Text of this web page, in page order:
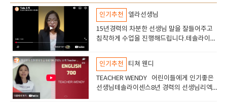
인기추천
엘라선생님
15년경력의 차분한 선생님 말을 잘들어주고
침착하게 수업을 진행해드립니다.테솔라이센
토익 수업도 진행합니다안녕하세요 엘라선생
님을 소개해드립니다
인기추천
티쳐 웬디
TEACHER WENDY 어린이들에게 인기좋은
선생님테솔라이센스8년 경력의 선생님리엑